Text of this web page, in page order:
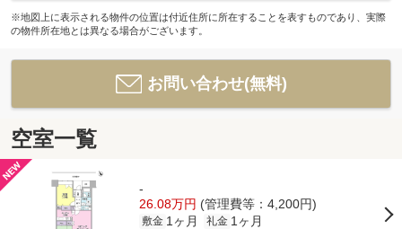
※地図上に表示される物件の位置は付近住所に所在することを表すものであり、実際
の物件所在地とは異なる場合がございます。
お問い合わせ(無料)
空室一覧
-
26.08万円 (管理費等：4,200円)
敷金 1ヶ月 礼金 1ヶ月